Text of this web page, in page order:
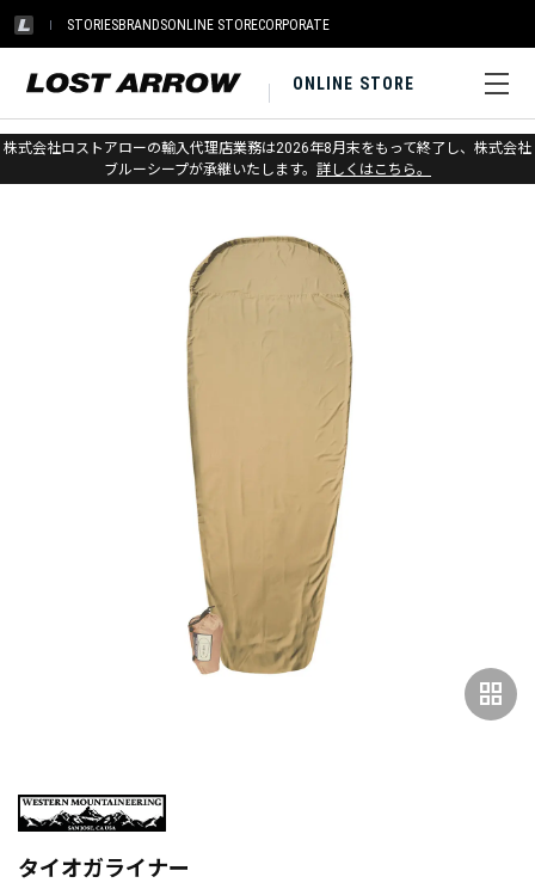
STORIESBRANDSONLINE STORECORPORATE
ONLINE STORE
株式会社ロストアローの輸入代理店業務は2026年8月末をもって終了し、株式会社
ブルーシープが承継いたします。 詳しくはこちら。
ホーム > ウエスタンマウンテニアリング > シュラフ
grid_view
タイオガライナー